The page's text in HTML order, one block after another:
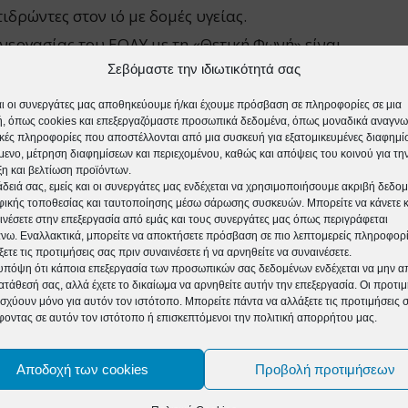
Σεβόμαστε την ιδιωτικότητά σας
οι συνεργάτες μας αποθηκεύουμε ή/και έχουμε πρόσβαση σε πληροφορίες σε μια
όπως cookies και επεξεργαζόμαστε προσωπικά δεδομένα, όπως μοναδικά
πληροφορίες που αποστέλλονται από μια συσκευή για εξατομικευμένες
μέτρηση διαφημίσεων και περιεχομένου, καθώς και απόψεις του κοινού για
και βελτίωση προϊόντων.
σας, εμείς και οι συνεργάτες μας ενδέχεται να χρησιμοποιήσουμε ακριβή
τοποθεσίας και ταυτοποίησης μέσω σάρωσης συσκευών. Μπορείτε να κάνετε
στην επεξεργασία από εμάς και τους συνεργάτες μας όπως περιγράφεται
Εναλλακτικά, μπορείτε να αποκτήσετε πρόσβαση σε πιο λεπτομερείς
τις προτιμήσεις σας πριν συναινέσετε ή να αρνηθείτε να συναινέσετε.
ότι κάποια επεξεργασία των προσωπικών σας δεδομένων ενδέχεται να μην
σας, αλλά έχετε το δικαίωμα να αρνηθείτε αυτήν την επεξεργασία. Οι
μόνο για αυτόν τον ιστότοπο. Μπορείτε πάντα να αλλάξετε τις προτιμήσεις
σε αυτόν τον ιστότοπο ή επισκεπτόμενοι την πολιτική απορρήτου μας.
Αποδοχή των cookies Προβολή προτιμήσεων
στον ιό με δομές υγείας.
του ΕΟΔΥ με τη «Θετική Φωνή» είναι
η άμεση διασύνδεση των νέων διαγνώσεων
εκστρατεία σε ευρωπαϊκό επίπεδο που
τις κοινότητες και τα κέντρα
Περιφέρεια του Παγκόσμιου Οργανισμού
πλαίσιο της προώθησης της
έγκαιρης εξέτασης για τον HIV και τα ΣΜΝ
με τη θεραπεία και τη φροντίδα, τηρώντας
events/events/2021/05/spring-european-